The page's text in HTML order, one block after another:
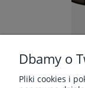
Dbamy o
Pliki cookies i